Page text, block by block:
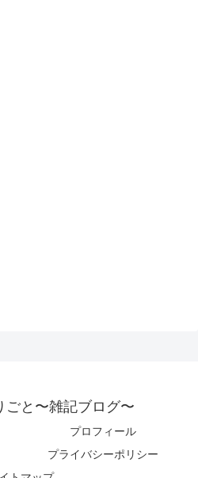
ごと〜雑記ブログ〜
プロフィール
プライバシーポリシー